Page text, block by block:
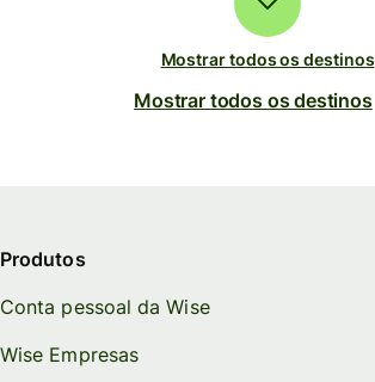
Mostrar todos os destinos
Mostrar todos os destinos
Produtos
Conta pessoal da Wise
Wise Empresas